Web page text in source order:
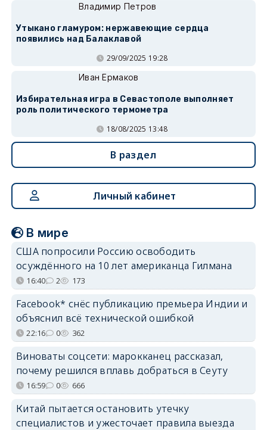
Владимир Петров
Утыкано гламуром: нержавеющие сердца
появились над Балаклавой
29/09/2025 19:28
Иван Ермаков
Избирательная игра в Севастополе выполняет
роль политического термометра
18/08/2025 13:48
В раздел
Личный кабинет
В мире
США попросили Россию освободить
осуждённого на 10 лет американца Гилмана
16:40 2 173
Facebook* снёс публикацию премьера Индии и
объяснил всё технической ошибкой
22:16 0 362
Виноваты соцсети: марокканец рассказал,
почему решился вплавь добраться в Сеуту
16:59 0 666
Китай пытается остановить утечку
специалистов и ужесточает правила выезда